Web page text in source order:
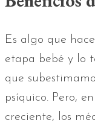
Es algo que
etapa bebé y lo
que
psíquico. Pero,
creciente, los